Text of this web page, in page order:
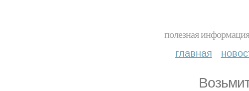
полезная
главная